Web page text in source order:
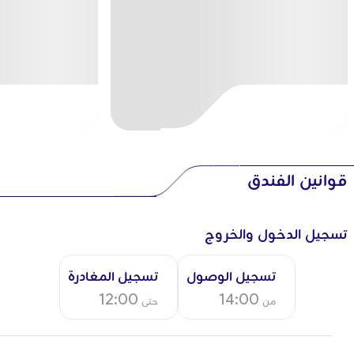
قوانين الفندق
تسجيل الدخول والخروج
تسجيل الوصول
من
تسجيل المغادرة
حتى